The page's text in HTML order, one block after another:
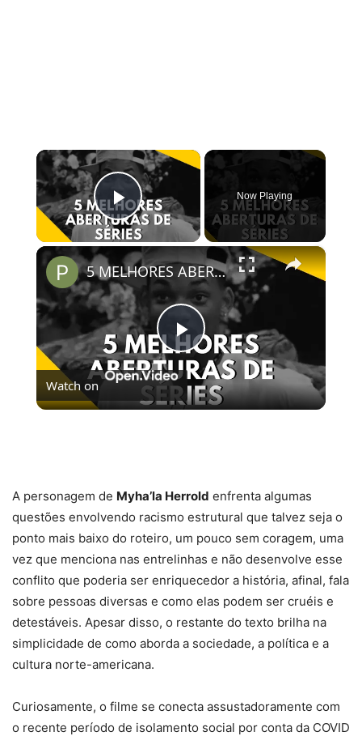
×
Play Video
Now Playing
×
Play
Video
5 MELHORES ABERTURAS DE SÉRIES | Pipocas Tv #13
Watch on
A personagem de Myha’la Herrold enfrenta algumas
questões envolvendo racismo estrutural que talvez seja o
ponto mais baixo do roteiro, um pouco sem coragem, uma
vez que menciona nas entrelinhas e não desenvolve esse
conflito que poderia ser enriquecedor a história, afinal, fala
sobre pessoas diversas e como elas podem ser cruéis e
detestáveis. Apesar disso, o restante do texto brilha na
simplicidade de como aborda a sociedade, a política e a
cultura norte-americana.
Curiosamente, o filme se conecta assustadoramente com
o recente período de isolamento social por conta da COVID